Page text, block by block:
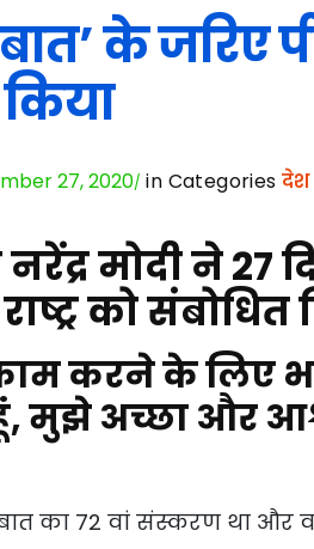
के जरिए
27, 2020 in Categories देश
नरेंद्र मोदी ने
को संबोधित
करने के लिए
मुझे अच्छा और
का 72 वां संस्करण था और वर्ष